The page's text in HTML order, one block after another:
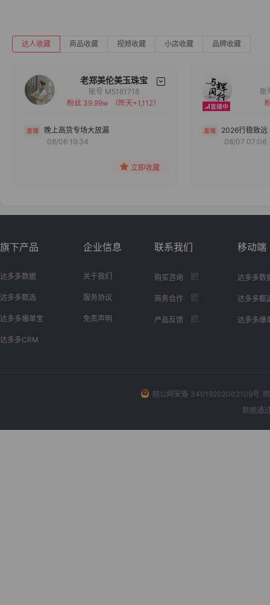
达人收藏 商品收藏 视频收藏 小店收藏 品牌收藏
老郑美伦美玉珠宝
备注
分组
账号 M5181718
粉丝 39.99w
（昨天+1,112）
晚上高货专场大放漏
08/06 19:34
立即收藏
2026行稳致远
08/07 07:06
旗下产品
达多多数据
达多多甄选
达多多爆单宝
达多多CRM
企业信息
关于我们
服务协议
免责声明
联系我们
购买咨询
商务合作
产品反馈
移动端
达多多数
达多多甄
达多多爆
皖公网安备 34019202002109号
数据通